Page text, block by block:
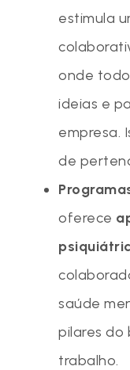
estimula
onde
ideias e
empresa.
de
oferece
saúde
pilares do
trabalho.